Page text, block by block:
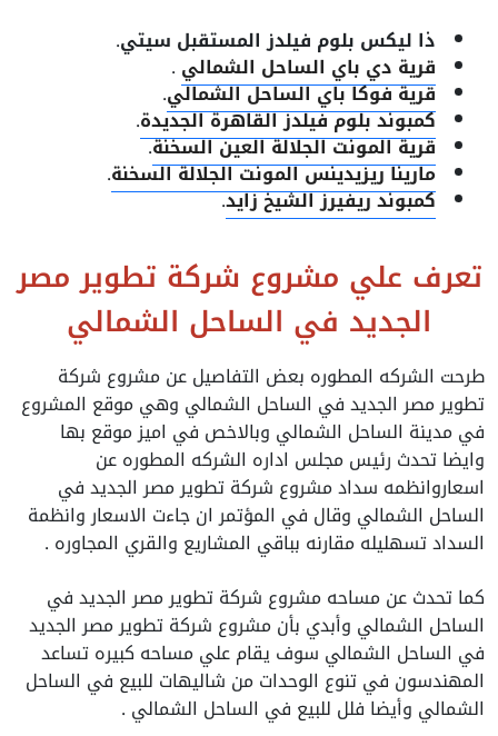
ذا ليكس بلوم فيلدز المستقبل سيتي.
قرية دي باي الساحل الشمالي .
قرية فوكا باي الساحل الشمالي.
كمبوند بلوم فيلدز القاهرة الجديدة.
قرية المونت الجلالة العين السخنة.
مارينا ريزيدينس المونت الجلالة السخنة.
كمبوند ريفيرز الشيخ زايد.
تعرف علي مشروع شركة تطوير مصر
الجديد في الساحل الشمالي
طرحت الشركه المطوره بعض التفاصيل عن مشروع شركة
تطوير مصر الجديد في الساحل الشمالي وهي موقع المشروع
في مدينة الساحل الشمالي وبالاخص في اميز موقع بها
وايضا تحدث رئيس مجلس اداره الشركه المطوره عن
اسعاروانظمه سداد مشروع شركة تطوير مصر الجديد في
الساحل الشمالي وقال في المؤتمر ان جاءت الاسعار وانظمة
السداد تسهليله مقارنه بباقي المشاريع والقري المجاوره .
كما تحدث عن مساحه مشروع شركة تطوير مصر الجديد في
الساحل الشمالي وأبدي بأن مشروع شركة تطوير مصر الجديد
في الساحل الشمالي سوف يقام علي مساحه كبيره تساعد
المهندسون في تنوع الوحدات من شاليهات للبيع في الساحل
الشمالي وأيضا فلل للبيع في الساحل الشمالي .